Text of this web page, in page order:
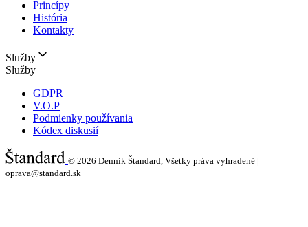
Princípy
História
Kontakty
Služby
Služby
GDPR
V.O.P
Podmienky používania
Kódex diskusií
© 2026 Denník Štandard, Všetky práva vyhradené |
oprava@standard.sk